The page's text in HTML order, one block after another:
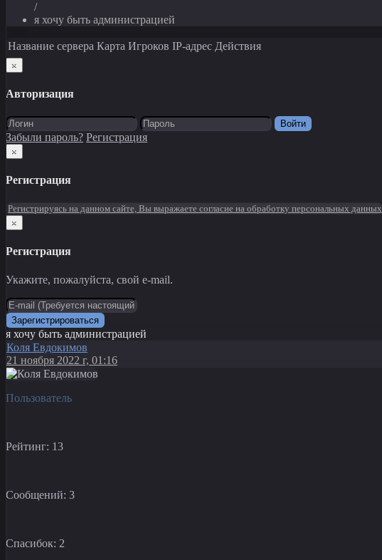
/
я хочу быть администрацией
Название сервера Карта Игроков IP-адрес Действия
×
Авторизация
Войти
Забыли пароль? Регистрация
×
Регистрация
Регистрируясь на данном сайте, Вы выражаете согласие на обработку персональных данных
×
Регистрация
Укажите, пожалуйста, свой e-mail.
Зарегистрироваться
я хочу быть администрацией
Коля Евдокимов
21 ноября 2022 г, 01:16
Пользователь
Рейтинг: 13
Сообщений: 3
Спасибок: 2